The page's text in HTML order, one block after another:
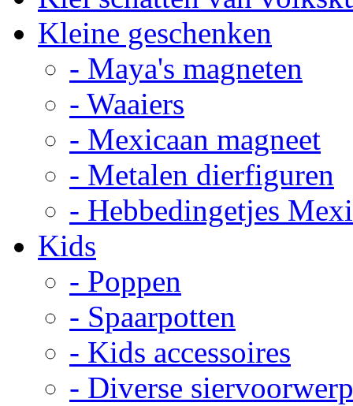
Kleine geschenken
- Maya's magneten
- Waaiers
- Mexicaan magneet
- Metalen dierfiguren
- Hebbedingetjes
Kids
- Poppen
- Spaarpotten
- Kids accessoires
- Diverse